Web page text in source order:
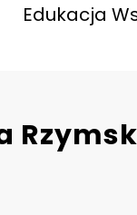
Edukacja